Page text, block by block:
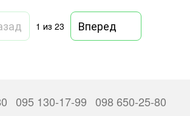
1 из 23 Вперед
095 130-17-99 098 650-25-80